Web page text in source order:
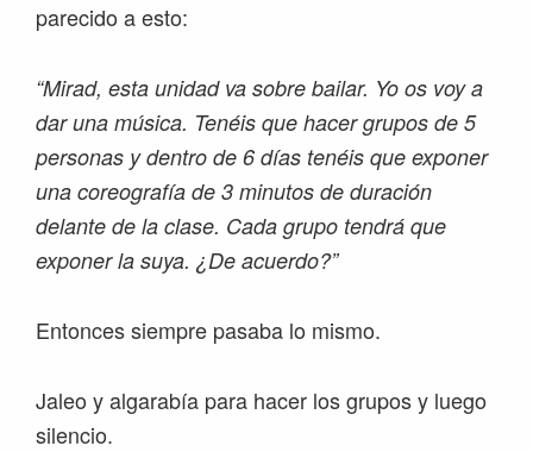
parecido a esto:
“Mirad, esta unidad va sobre bailar. Yo os voy a
dar una música. Tenéis que hacer grupos de 5
personas y dentro de 6 días tenéis que exponer
una coreografía de 3 minutos de duración
delante de la clase. Cada grupo tendrá que
exponer la suya. ¿De acuerdo?”
Entonces siempre pasaba lo mismo.
Jaleo y algarabía para hacer los grupos y luego
silencio.